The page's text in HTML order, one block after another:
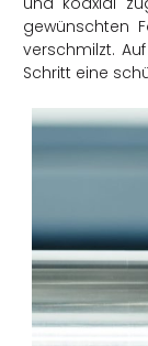
gewünschten
verschmilzt.
Schritt eine